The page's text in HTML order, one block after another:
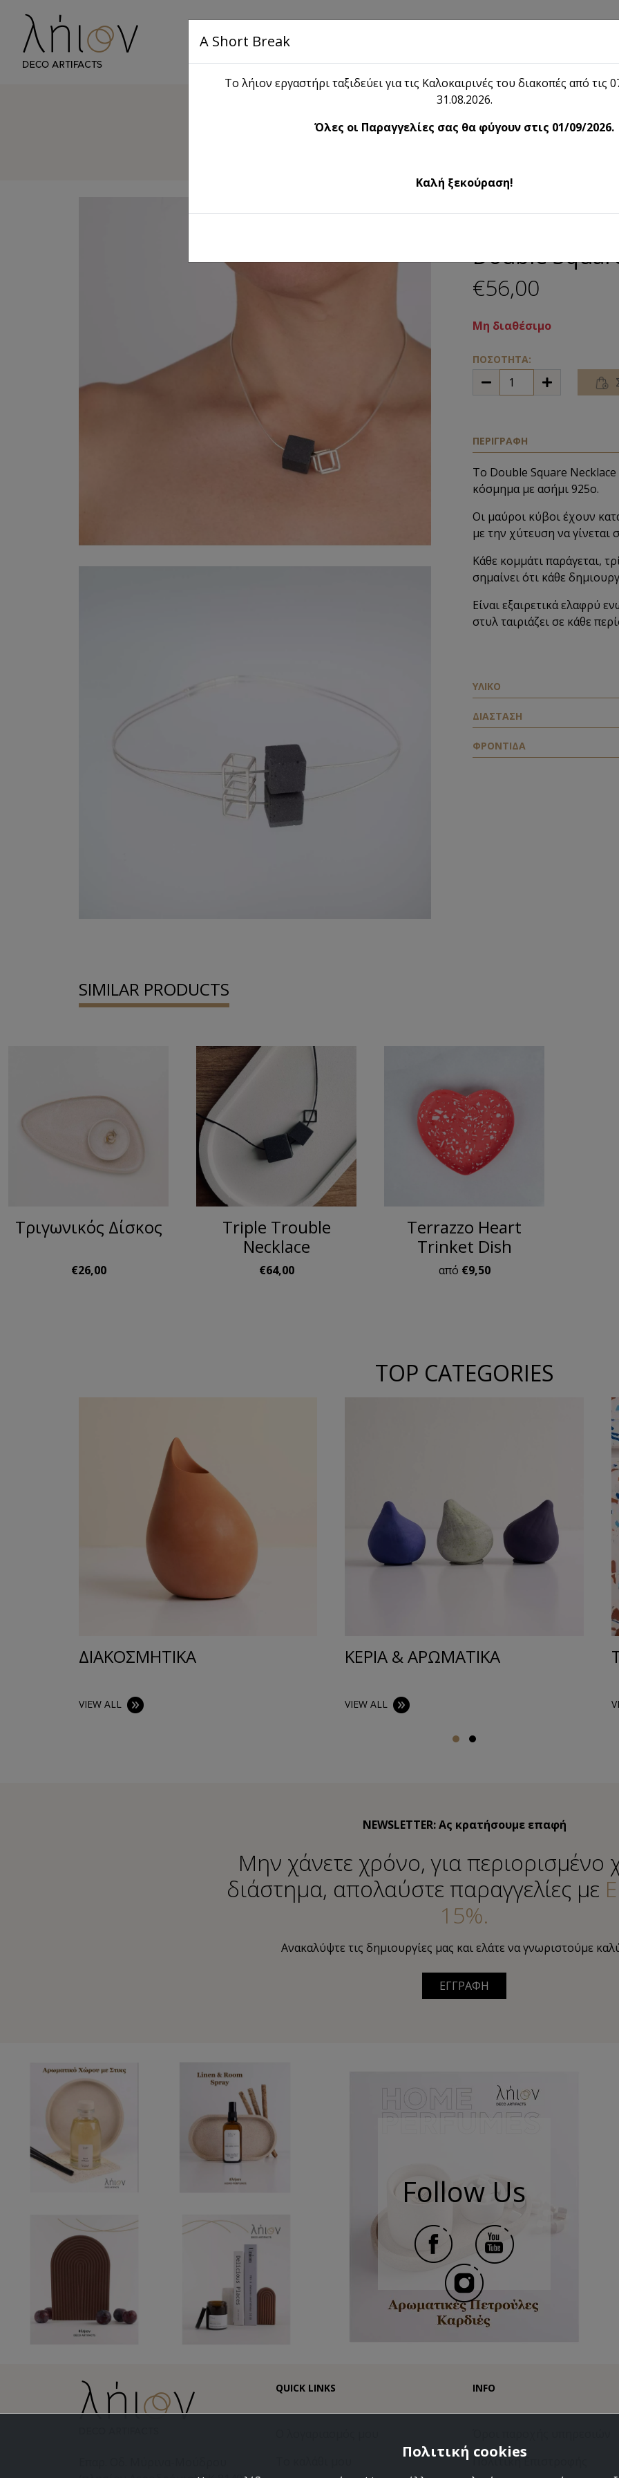
Αρχική
Shop
Γυναικεία Κοσμήματα Double Square
Double
€56,00
Μη διαθέσιμο
ΠΟΣΟΤΗΤΑ:
ΠΕΡΙΓΡΑΦΗ
Το Double Square Necklace
κόσμημα με ασήμι 925o.
Οι μαύροι κύβοι έχουν
με την χύτευση να γίνεται
Κάθε κομμάτι παράγεται,
σημαίνει ότι κάθε
Είναι εξαιρετικά ελαφρύ
στυλ ταιριάζει σε κάθε
ΥΛΙΚΟ
ΔΙΑΣΤΑΣΗ
ΦΡΟΝΤΙΔΑ
SIMILAR PRODUCTS
Τριγωνικός Δίσκος
€26,00
Triple Trouble
Necklace
€64,00
Terrazzo Heart
Trinket Dish
από €9,50
TOP CATEGORIES
ΔΙΑΚΟΣΜΗΤΙΚA
VIEW ALL
ΚΕΡΙΑ & ΑΡΩΜΑΤΙΚΑ
VIEW ALL
NEWSLETTER: Ας κρατήσουμε επαφή
Μην χάνετε χρόνο, για περιορισμένο
διάστημα, απολαύστε παραγγελίες με
15%.
Ανακαλύψτε τις δημιουργίες μας και ελάτε να γνωριστούμε
ΕΓΓΡΑΦΗ
Follow Us
QUICK LINKS INFO
Πολιτική Eπιστροφής
Πολιτική cookies
A Short Break
Το λήιον εργαστήρι ταξιδεύει για τις Καλοκαιρινές του διακοπές από τις
31.08.2026.
Όλες οι Παραγγελίες σας θα φύγουν στις 01/09/2026.
Καλή ξεκούραση!